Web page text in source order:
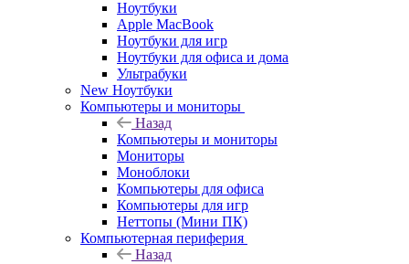
Ноутбуки
Apple MacBook
Ноутбуки для игр
Ноутбуки для офиса и дома
Ультрабуки
New Ноутбуки
Компьютеры и мониторы
Назад
Компьютеры и мониторы
Мониторы
Моноблоки
Компьютеры для офиса
Компьютеры для игр
Неттопы (Мини ПК)
Компьютерная периферия
Назад